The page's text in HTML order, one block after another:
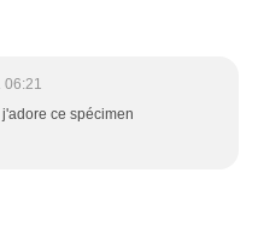
06:21
ce spécimen